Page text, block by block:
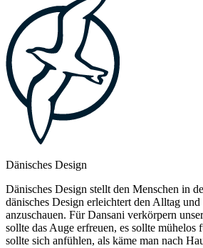
Dänisches Design
Dänisches Design stellt den Menschen in
dänisches Design erleichtert den Alltag
anzuschauen. Für Dansani verkörpern
sollte das Auge erfreuen, es sollte mühelos
sollte sich anfühlen, als käme man nach